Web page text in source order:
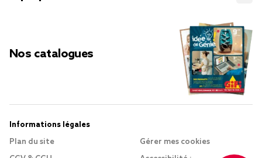
Nos catalogues
Informations légales
Plan du site
Gérer mes cookies